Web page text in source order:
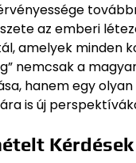
az emberi
amelyek minden
nemcsak a
hanem egy olyan
is új
Kérdések